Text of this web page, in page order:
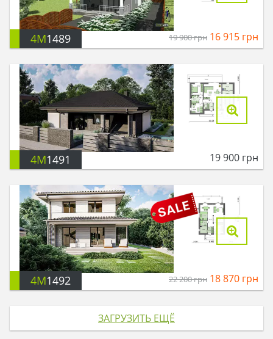
4M1489 19 900грн 16 915 грн
4M1491 19 900 грн
4M1492 22 200грн 18 870 грн
ЗАГРУЗИТЬ ЕЩЁ